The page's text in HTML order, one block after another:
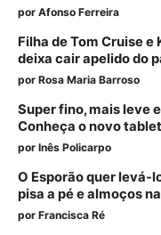
por Afonso Ferreira
Filha de Tom Cruise e
deixa cair apelido do
por Rosa Maria Barroso
Super fino, mais leve
Conheça o novo
por Inês Policarpo
O Esporão quer levá-
pisa a pé e almoços
por Francisca Ré